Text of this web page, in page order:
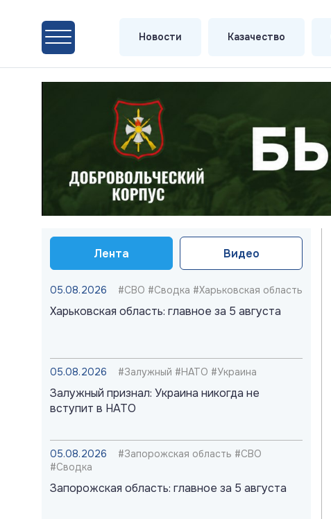
Новости Казачество
Лента Видео
05.08.2026 #СВО #Сводка #Харьковская область
Харьковская область: главное за 5 августа
05.08.2026 #Залужный #НАТО #Украина
Залужный признал: Украина никогда не
вступит в НАТО
05.08.2026
#Запорожская область #СВО
#Сводка
Запорожская область: главное за 5 августа